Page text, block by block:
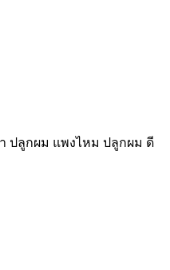
ปลูกผม แพงไหม ปลูกผม ดี